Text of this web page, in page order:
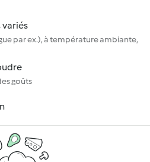
variés
par ex.), à température ambiante,
goûts